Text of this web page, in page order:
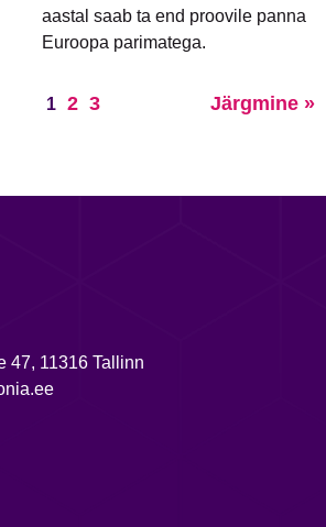
aastal saab ta end proovile panna
Euroopa parimatega.
1 2 3 Järgmine »
47, 11316 Tallinn